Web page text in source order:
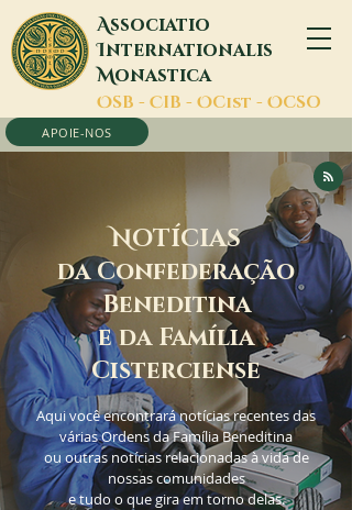
Associatio
Internationalis
Monastica
OSB - CIB - OCist - OCSO
APOIE-NOS
NOTÍCIAS
da Confederação
Beneditina
e da Família
Cisterciense
Aqui você encontrará notícias recentes das
várias Ordens da Família Beneditina
ou outras notícias relacionadas à vida de
nossas comunidades
e tudo o que gira em torno delas.